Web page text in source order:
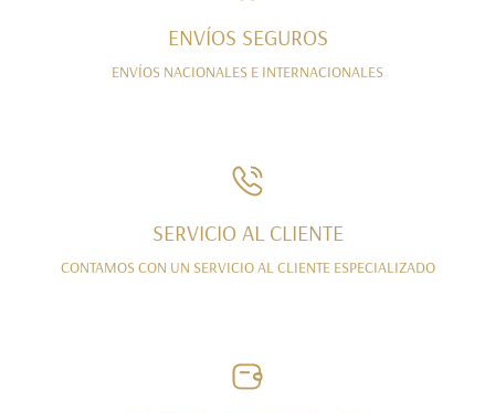
ENVÍOS SEGUROS
ENVÍOS NACIONALES E INTERNACIONALES
SERVICIO AL CLIENTE
CONTAMOS CON UN SERVICIO AL CLIENTE ESPECIALIZADO